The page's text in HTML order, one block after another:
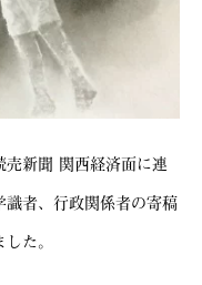
売新聞 関西経済面に連
者、行政関係者の寄稿
た。